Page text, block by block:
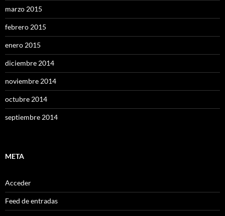
marzo 2015
febrero 2015
enero 2015
diciembre 2014
noviembre 2014
octubre 2014
septiembre 2014
META
Acceder
Feed de entradas